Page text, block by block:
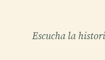
Escucha la